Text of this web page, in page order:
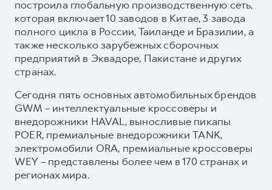
построила глобальную производственную сеть,
которая включает 10 заводов в Китае, 3 завода
полного цикла в России, Таиланде и Бразилии, а
также несколько зарубежных сборочных
предприятий в Эквадоре, Пакистане и других
странах.
Сегодня пять основных автомобильных брендов
GWM – интеллектуальные кроссоверы и
внедорожники HAVAL, выносливые пикапы
POER, премиальные внедорожники TANK,
электромобили ORA, премиальные кроссоверы
WEY – представлены более чем в 170 странах и
регионах мира.